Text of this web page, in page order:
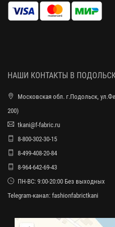
НАШИ КОНТАКТЫ В
Московская обл. г.Подольск,
200)
tkani@f-fabric.ru
8-800-302-30-15
8-499-408-20-84
8-964-642-69-43
ПН-ВС: 9:00-20:00 Без выходных
Telegram-канал: fashionfabrictkani